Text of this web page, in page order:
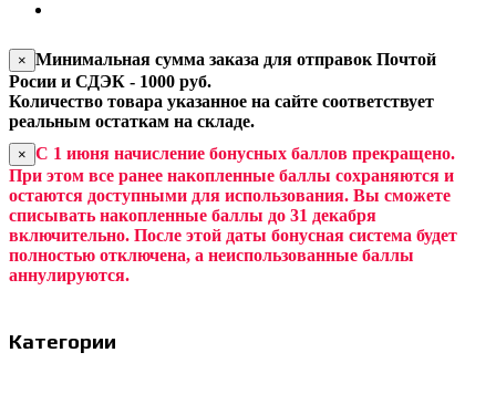
× Минимальная сумма заказа для отправок Почтой
Росии и СДЭК - 1000 руб.
Количество товара указанное на сайте соответствует
реальным остаткам на складе.
× С 1 июня начисление бонусных баллов прекращено.
При этом все ранее накопленные баллы сохраняются и
остаются доступными для использования. Вы сможете
списывать накопленные баллы до 31 декабря
включительно. После этой даты бонусная система будет
полностью отключена, а неиспользованные баллы
аннулируются.
Категории